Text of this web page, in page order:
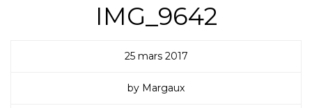
IMG_9642
25 mars 2017
by Margaux